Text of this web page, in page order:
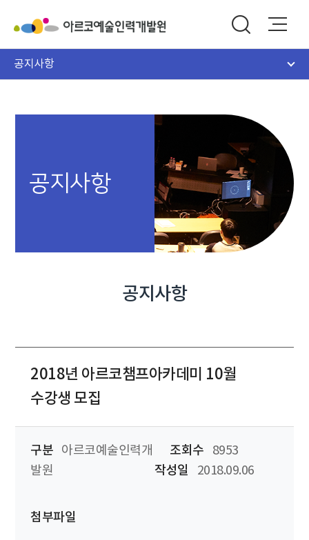
공지사항
공지사항
공지사항
2018년 아르코챔프아카데미 10월
수강생 모집
구분
아르코예술인력개
발원
조회수
8953
작성일
2018.09.06
첨부파일